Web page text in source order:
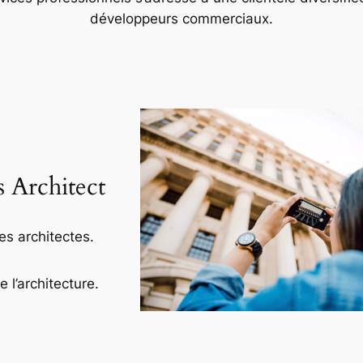
développeurs commerciaux.
Architect
architectes.
l’architecture.